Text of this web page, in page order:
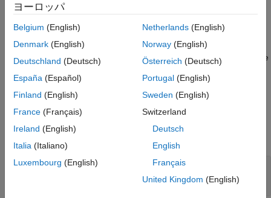
do not need to convert the data type of the input signal.
During simulations without hardware, this block emits zeros. See
Ports
Input
expand all
Freq—Tone frequency
ヨーロッパ
Belgium (English)
Denmark (English)
Deutschland (Deutsch)
España (Español)
Finland (English)
France (Français)
Ireland (English)
Italia (Italiano)
Luxembourg (English)
Netherlands(English)
Norway(English)
Österreich (Deutsch)
Portugal(English)
Sweden (English)
Switzerland
Deutsch
English
Français
United Kingdom (English)